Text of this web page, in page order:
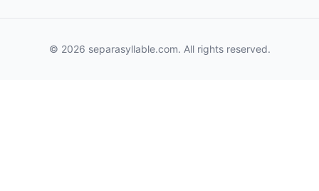
© 2026 separasyllable.com. All rights reserved.